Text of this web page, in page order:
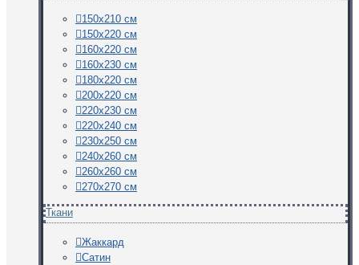
150х210 см
150х220 см
160х220 см
160х230 см
180х220 см
200х220 см
220х230 см
220х240 см
230х250 см
240х260 см
260х260 см
270х270 см
Ткани
Жаккард
Сатин